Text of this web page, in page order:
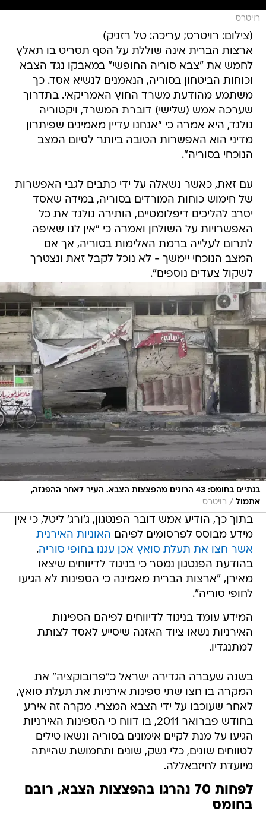
רויטרס
(צילום: רויטרס; עריכה: טל רזניק)
ארצות הברית אינה שוללת על הסף תסריט בו תאלץ
לחמש את "צבא סוריה החופשי" במאבקו נגד הצבא
וכוחות הביטחון בסוריה, הנאמנים לנשיא אסד. כך
משתמע מהודעת משרד החוץ האמריקאי. בתדרוך
שערכה אמש (שלישי) דוברת המשרד, ויקטוריה
נולנד, היא אמרה כי "אנחנו עדיין מאמינים שפיתרון
מדיני הוא האפשרות הטובה ביותר לסיום המצב
הנוכחי בסוריה".
עם זאת, כאשר נשאלה על ידי כתבים לגבי האפשרות
של חימוש כוחות המורדים בסוריה, במידה שאסד
יסרב להליכים דיפלומטיים, הותירה נולנד את כל
האפשרויות על השולחן ואמרה כי "אין לנו שאיפה
לתרום לעלייה ברמת האלימות בסוריה, אך אם
המצב הנוכחי יימשך - לא נוכל לקבל זאת ונצטרך
לשקול צעדים נוספים".
בנתיים בחומס: 43 הרוגים מהפצצות הצבא. העיר לאחר ההפגזה,
אתמול / רויטרס
בתוך כך, הודיע אמש דובר הפנטגון, ג'ורג' ליטל, כי אין
מידע מבוסס לפרסומים לפיהם האוניות האירנית
אשר חצו את תעלת סואץ אכן עגנו בחופי סוריה.
בהודעת הפנטגון נמסר כי בניגוד לדיווחים שיצאו
מאירן, "ארצות הברית מאמינה כי הספינות לא הגיעו
לחופי סוריה".
המידע עומד בניגוד לדיווחים לפיהם הספינות
האירניות נשאו ציוד האזנה שיסייע לאסד לצותת
למתנגדיו.
בשנה שעברה הגדירה ישראל כ"פרובוקציה" את
המקרה בו חצו שתי ספינות אירניות את תעלת סואץ,
לאחר שעוכבו על ידי הצבא המצרי. מקרה זה אירע
בחודש פברואר 2011, בו דווח כי הספינות האירניות
הגיעו על מנת לקיים אימונים בסוריה ונשאו טילים
לטווחים שונים, כלי נשק, שונים ותחמושת שהייתה
מיועדת לחיזבאללה.
לפחות 70 נהרגו בהפצצות הצבא, רובם
בחומס